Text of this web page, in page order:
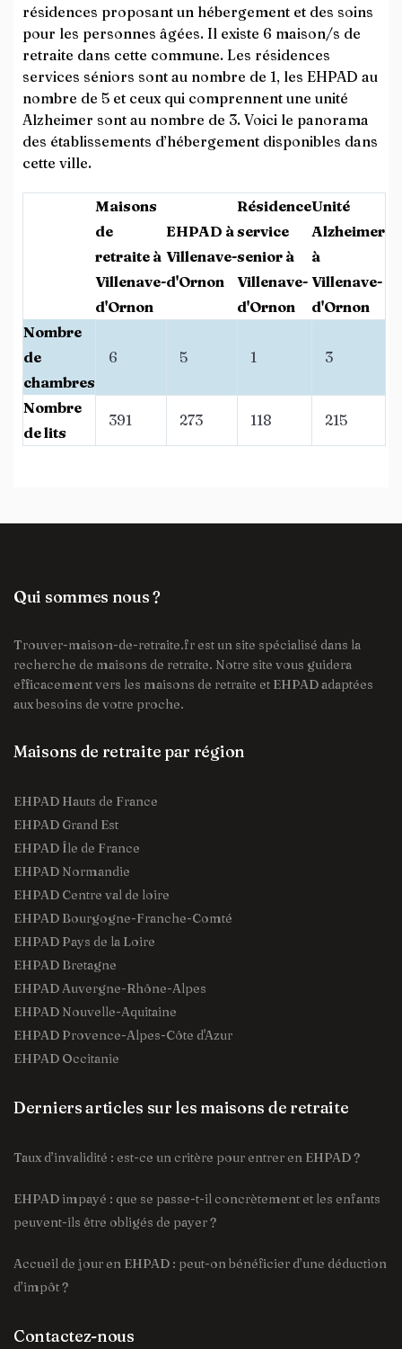
résidences proposant un hébergement et des soins
pour les personnes âgées. Il existe 6 maison/s de
retraite dans cette commune. Les résidences
services séniors sont au nombre de 1, les EHPAD au
nombre de 5 et ceux qui comprennent une unité
Alzheimer sont au nombre de 3. Voici le panorama
des établissements d’hébergement disponibles dans
cette ville.
Maisons
de
retraite à
Villenave-
d'Ornon
EHPAD à
Villenave-
d'Ornon
Résidence
service
senior à
Villenave-
d'Ornon
Unité
Alzheimer
à
Villenave-
d'Ornon
Nombre
de
chambres
6 5 1 3
Nombre
de lits
391 273 118 215
Qui sommes nous ?
Trouver-maison-de-retraite.fr est un site spécialisé dans la
recherche de maisons de retraite. Notre site vous guidera
efficacement vers les maisons de retraite et EHPAD adaptées
aux besoins de votre proche.
Maisons de retraite par région
EHPAD Hauts de France
EHPAD Grand Est
EHPAD Île de France
EHPAD Normandie
EHPAD Centre val de loire
EHPAD Bourgogne-Franche-Comté
EHPAD Pays de la Loire
EHPAD Bretagne
EHPAD Auvergne-Rhône-Alpes
EHPAD Nouvelle-Aquitaine
EHPAD Provence-Alpes-Côte d'Azur
EHPAD Occitanie
Derniers articles sur les maisons de retraite
Taux d’invalidité : est-ce un critère pour entrer en EHPAD ?
EHPAD impayé : que se passe-t-il concrètement et les enfants
peuvent-ils être obligés de payer ?
Accueil de jour en EHPAD : peut-on bénéficier d’une déduction
d’impôt ?
Contactez-nous